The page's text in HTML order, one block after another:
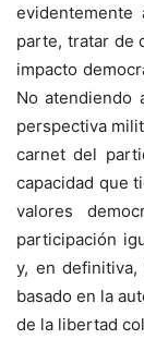
parte, tratar de
impacto
No atendiendo
perspectiva
carnet del
capacidad que
valores
participación
y, en
basado en la
de la libertad